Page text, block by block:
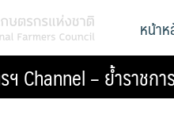
กรแห่งชาติ
Council หน้า
ฯ Channel – ย้ำราช